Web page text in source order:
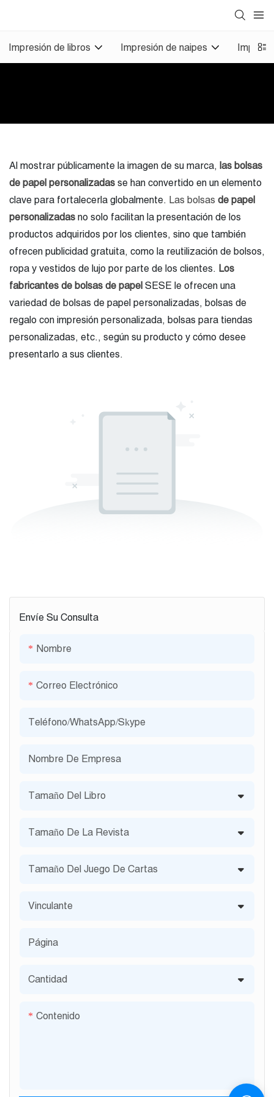
Impresión de libros Impresión de naipes
Envíe Su Consulta
Nombre
Correo Electrónico
Teléfono/WhatsApp/Skype
Nombre De Empresa
Tamaño Del Libro
Tamaño De La Revista
Tamaño Del Juego De Cartas
Vinculante
Página
Cantidad
Contenido
Al mostrar públicamente la imagen de su marca, las bolsas
de papel personalizadas se han convertido en un elemento
clave para fortalecerla globalmente. Las bolsas de papel
personalizadas no solo facilitan la presentación de los
productos adquiridos por los clientes, sino que también
ofrecen publicidad gratuita, como la reutilización de bolsos,
ropa y vestidos de lujo por parte de los clientes. Los
fabricantes de bolsas de papel SESE le ofrecen una
variedad de bolsas de papel personalizadas, bolsas de
regalo con impresión personalizada, bolsas para tiendas
personalizadas, etc., según su producto y cómo desee
presentarlo a sus clientes.